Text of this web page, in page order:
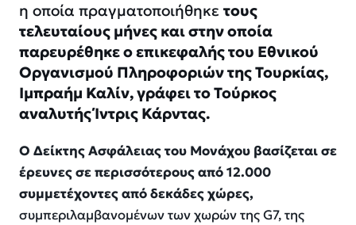
η οποία πραγματοποιήθηκε τους
τελευταίους μήνες και στην οποία
παρευρέθηκε ο επικεφαλής του Εθνικού
Οργανισμού Πληροφοριών της Τουρκίας,
Ιμπραήμ Καλίν, γράφει το Τούρκος
αναλυτής Ίντρις Κάρντας.
Ο Δείκτης Ασφάλειας του Μονάχου βασίζεται σε
έρευνες σε περισσότερους από 12.000
συμμετέχοντες από δεκάδες χώρες,
συμπεριλαμβανομένων των χωρών της G7, της